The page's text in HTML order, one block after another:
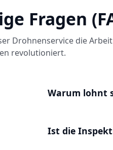
Fragen
Drohnenservice die
revolutioniert.
Warum lohnt
Ist die